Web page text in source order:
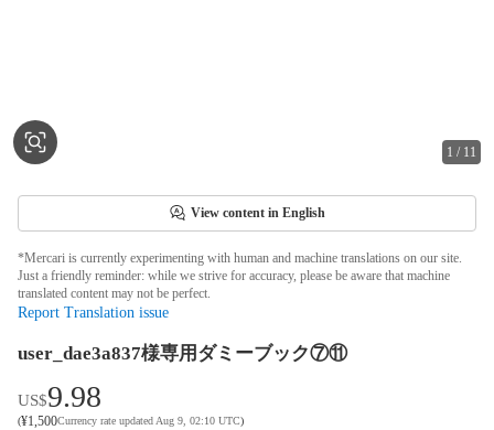
1 / 11
View content in English
*Mercari is currently experimenting with human and machine translations on our site.
Just a friendly reminder: while we strive for accuracy, please be aware that machine
translated content may not be perfect.
Report Translation issue
user_dae3a837様専用ダミーブック⑦⑪
US$9.98
(¥1,500Currency rate updated Aug 9, 02:10 UTC)